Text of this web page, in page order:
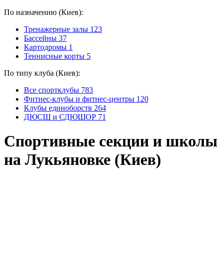
По назначению (Киев):
Тренажерные залы 123
Бассейны 37
Картодромы 1
Теннисные корты 5
По типу клуба (Киев):
Все спортклубы 783
Фитнес-клубы и фитнес-центры 120
Клубы единоборств 264
ДЮСШ и СДЮШОР 71
Спортивные секции и школы
на Лукьяновке (Киев)